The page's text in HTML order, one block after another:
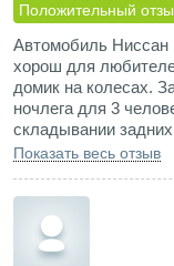
Положительный
Автомобиль Ниссан
хорош для
домик на колесах.
ночлега для 3
складывании
технических
изошренности (так,
воды). Машина
прогрева при -25 и
повышается норма
Показать весь отзыв